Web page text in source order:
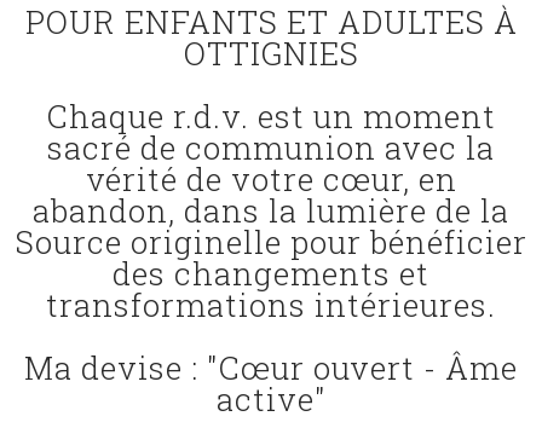
POUR ENFANTS ET ADULTES À
OTTIGNIES
Chaque r.d.v. est un moment
sacré de communion avec la
vérité de votre cœur, en
abandon, dans la lumière de la
Source originelle pour bénéficier
des changements et
transformations intérieures.
Ma devise : "Cœur ouvert - Âme
active"